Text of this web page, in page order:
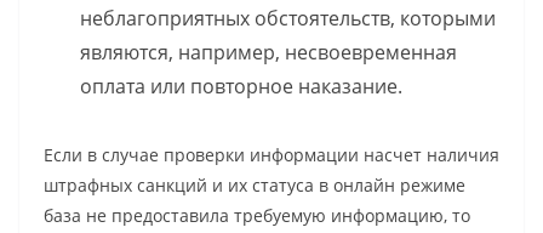
неблагоприятных обстоятельств, которыми
являются, например, несвоевременная
оплата или повторное наказание.
Если в случае проверки информации насчет наличия
штрафных санкций и их статуса в онлайн режиме
база не предоставила требуемую информацию, то